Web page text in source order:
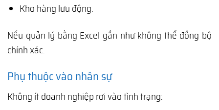
Kho hàng lưu động.
Nếu quản lý bằng Excel gần như không thể đồng bộ
chính xác.
Phụ thuộc vào nhân sự
Không ít doanh nghiệp rơi vào tình trạng: